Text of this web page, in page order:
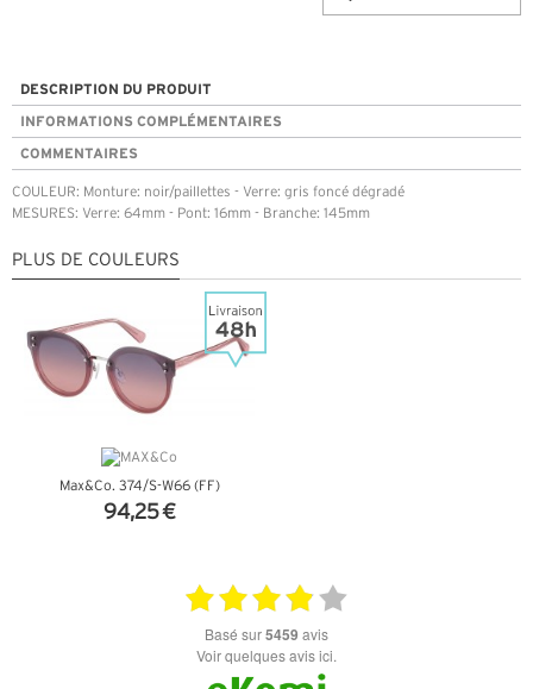
DESCRIPTION DU PRODUIT
INFORMATIONS COMPLÉMENTAIRES
COMMENTAIRES
COULEUR: Monture: noir/paillettes - Verre: gris foncé dégradé
MESURES: Verre: 64mm - Pont: 16mm - Branche: 145mm
PLUS DE COULEURS
Max&Co. 374/S-W66 (FF)
94,25 €
basé sur5459 avis
Voir quelques avis ici.